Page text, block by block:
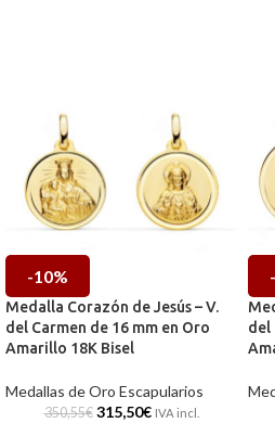
-10%
Medalla Corazón de Jesús – V.
del Carmen de 16 mm en Oro
Amarillo 18K Bisel
Medallas de Oro Escapularios
350,55€ 315,50€ IVA incl.
del